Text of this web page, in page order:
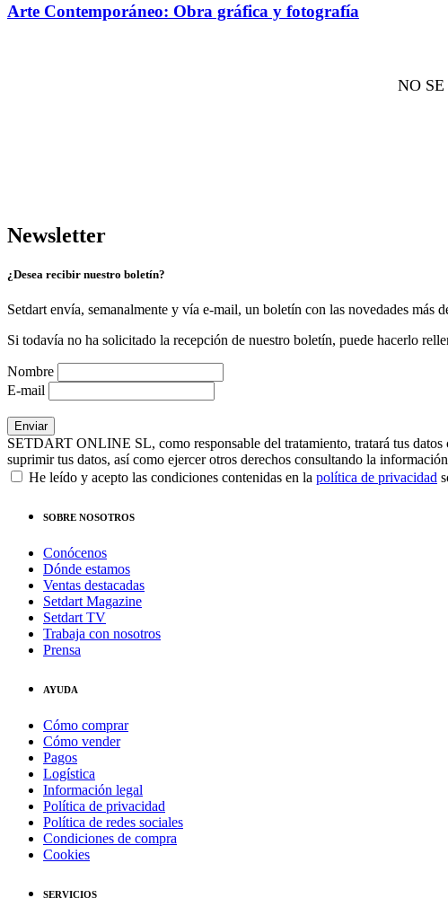
Arte Contemporáneo: Obra gráfica y fotografía
NO
Newsletter
¿Desea recibir nuestro boletín?
Setdart envía, semanalmente y vía e-mail, un boletín con las novedades más
Si todavía no ha solicitado la recepción de nuestro boletín, puede hacerlo
Nombre
E-mail
SETDART ONLINE SL, como responsable del tratamiento, tratará tus datos
suprimir tus datos, así como ejercer otros derechos consultando la
He leído y acepto las condiciones contenidas en la política de privacidad
SOBRE NOSOTROS
Conócenos
Dónde estamos
Ventas destacadas
Setdart Magazine
Setdart TV
Trabaja con nosotros
Prensa
AYUDA
Cómo comprar
Cómo vender
Pagos
Logística
Información legal
Política de privacidad
Política de redes sociales
Condiciones de compra
Cookies
SERVICIOS